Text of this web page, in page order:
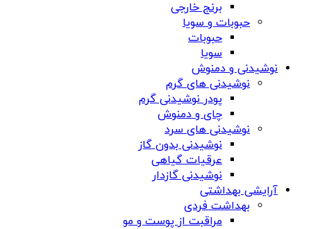
برنج خارجی
حبوبات و سویا
حبوبات
سویا
نوشیدنی و دمنوش
نوشیدنی های گرم
پودر نوشیدنی گرم
چای و دمنوش
نوشیدنی های سرد
نوشیدنی بدون گاز
عرقیات گیاهی
نوشیدنی گازدار
آرایشی بهداشتی
بهداشت فردی
مراقبت از پوست و مو